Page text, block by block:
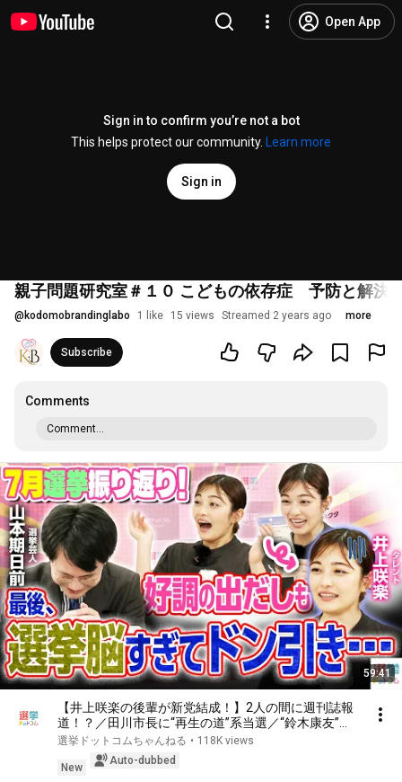
Open App
Sign in to confirm you’re not a bot
This helps protect our community.
Learn more
Sign in
親子問題研究室＃１０ こどもの依存症 予防と解決
@ kodomobrandinglabo 1 like 15 views Streamed 2 years ago more
Subscribe
Comments
Comment...
59:41
【井上咲楽の後輩が新党結成！】2人の間に週刊誌報
道！？／田川市長に“再生の道”系当選／“鈴木康友”氏
が事務所侵入で辞職願【井上咲楽×山本期日前】｜選
挙ドットコムちゃんねる
選挙ドットコムちゃんねる • 118K views
New
Auto-dubbed